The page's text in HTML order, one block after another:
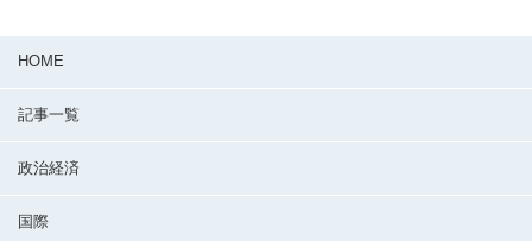
HOME
記事一覧
政治経済
国際